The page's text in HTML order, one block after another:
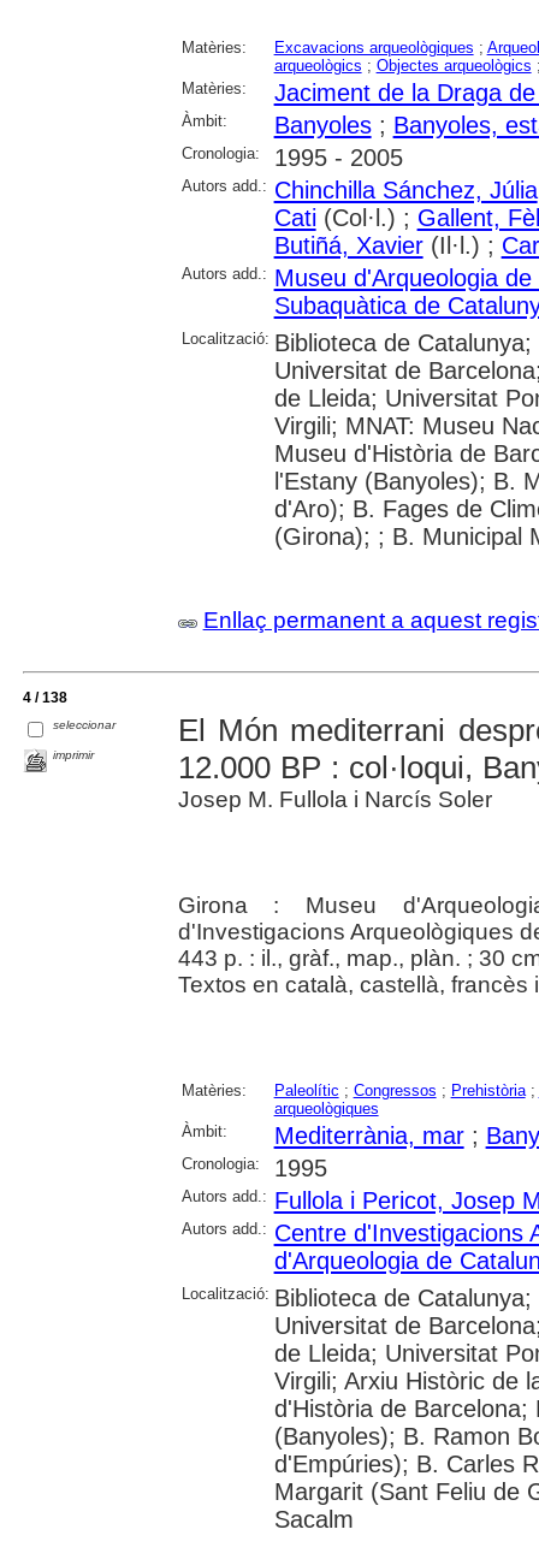
Matèries: Excavacions arqueològiques ;
arqueològics ; Objectes arqueològics
Matèries:
Jaciment de la Draga
Àmbit: Banyoles; Banyoles,
Cronologia: 1995 - 2005
Autors add.: Chinchilla Sánchez, Júlia
Cati(Col·l.) ; Gallent,
Butiñá, Xavier(Il·l.) ;
Autors add.: Museu d'Arqueologia de
Subaquàtica de
Localització: Biblioteca de
Universitat de
de Lleida; Universitat
Virgili; MNAT: Museu
Museu d'Història de
l'Estany (Banyoles); B.
d'Aro); B. Fages de
(Girona); ; B. Municipal
Enllaç permanent a aquest
4 / 138
seleccionar
imprimir
El Món mediterrani
12.000 BP : col·loqui,
Josep M. Fullola i Narcís Soler
Girona : Museu
d'Investigacions Arqueològiques
443 p. : il., gràf., map., plàn. ; 30
Textos en català, castellà, francès
Matèries: Paleolític ; Congressos ; Prehistòria;
arqueològiques
Àmbit:
Mediterrània, mar;
Cronologia: 1995
Autors add.: Fullola i Pericot, Josep
Autors add.: Centre d'Investigacions
d'Arqueologia de
Localització: Biblioteca de
Universitat de
de Lleida; Universitat
Virgili; Arxiu Històric de
d'Història de Barcelona;
(Banyoles); B. Ramon
d'Empúries); B. Carles
Margarit (Sant Feliu de
Sacalm